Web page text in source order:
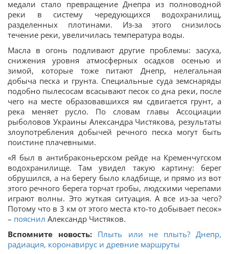
медали стало превращение Днепра из полноводной
реки в систему чередующихся водохранилищ,
разделенных плотинами. Из-за этого снизилось
течение реки, увеличилась температура воды.
Масла в огонь подливают другие проблемы: засуха,
снижения уровня атмосферных осадков осенью и
зимой, которые тоже питают Днепр, нелегальная
добыча песка и грунта. Специальные суда земснаряды
подобно пылесосам всасывают песок со дна реки, после
чего на месте образовавшихся ям сдвигается грунт, а
река меняет русло. По словам главы Ассоциации
рыболовов Украины Александра Чистякова, результаты
злоупотребления добычей речного песка могут быть
поистине плачевными.
«Я был в антибраконьерском рейде на Кременчугском
водохранилище. Там увидел такую картину: берег
обрушился, а на берегу было кладбище, и прямо из вот
этого речного берега торчат гробы, людскими черепами
играют волны. Это жуткая ситуация. А все из-за чего?
Потому что в 3 км от этого места кто-то добывает песок»
– пояснил Александр Чистяков.
Вспомните новость: Плыть или не плыть? Днепр,
радиация, коронавирус и древние маршруты